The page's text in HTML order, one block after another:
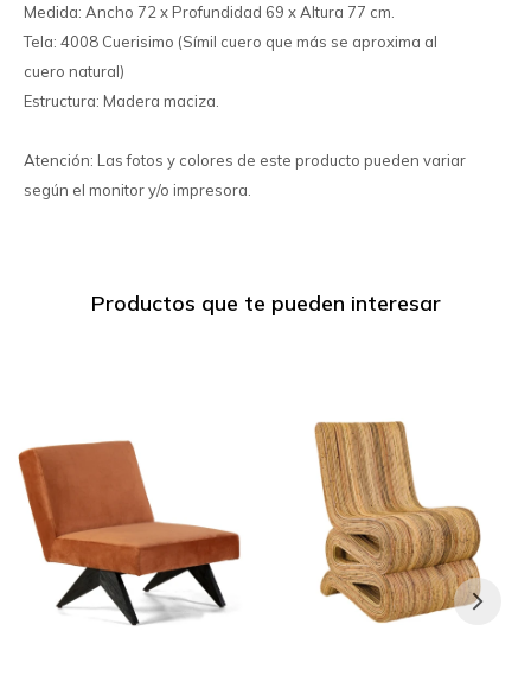
Medida: Ancho 72 x Profundidad 69 x Altura 77 cm.
Tela: 4008 Cuerisimo (Símil cuero que más se aproxima al
cuero natural)
Estructura: Madera maciza.
Atención: Las fotos y colores de este producto pueden variar
según el monitor y/o impresora.
Productos que te pueden interesar